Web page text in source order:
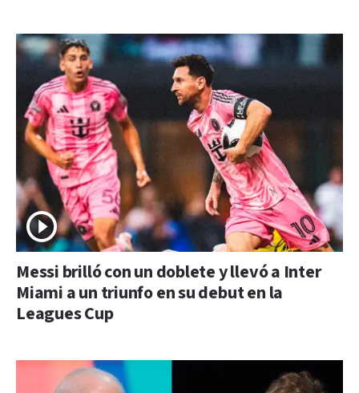
Messi brilló con un doblete y llevó a Inter
Miami a un triunfo en su debut en la
Leagues Cup